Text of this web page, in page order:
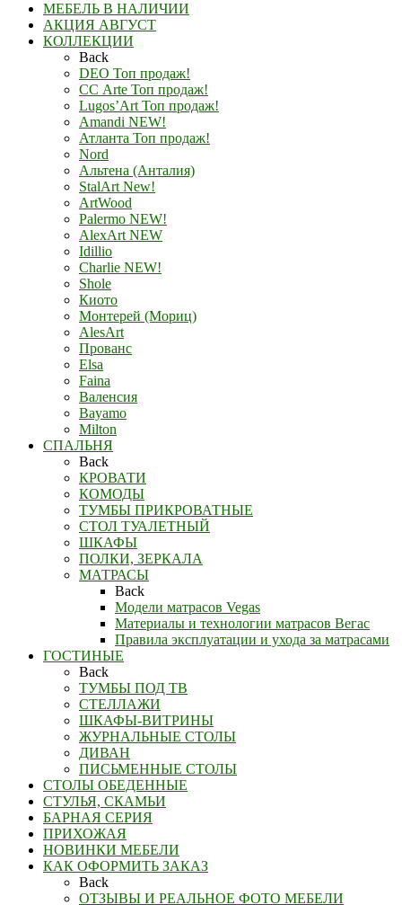
МЕБЕЛЬ В НАЛИЧИИ
АКЦИЯ АВГУСТ
КОЛЛЕКЦИИ
Back
DEO Топ продаж!
СС Arte Топ продаж!
Lugos’Art Топ продаж!
Amandi NEW!
Атланта Топ продаж!
Nord
Альтена (Анталия)
StalArt New!
ArtWood
Palermo NEW!
AlexArt NEW
Idillio
Charlie NEW!
Shole
Киото
Монтерей (Мориц)
AlesArt
Прованс
Elsa
Faina
Валенсия
Bayamo
Milton
СПАЛЬНЯ
Back
КРОВАТИ
КОМОДЫ
ТУМБЫ ПРИКРОВАТНЫЕ
СТОЛ ТУАЛЕТНЫЙ
ШКАФЫ
ПОЛКИ, ЗЕРКАЛА
МАТРАСЫ
Back
Модели матрасов Vegas
Материалы и технологии матрасов Вегас
Правила эксплуатации и ухода за матрасами
ГОСТИНЫЕ
Back
ТУМБЫ ПОД ТВ
СТЕЛЛАЖИ
ШКАФЫ-ВИТРИНЫ
ЖУРНАЛЬНЫЕ СТОЛЫ
ДИВАН
ПИСЬМЕННЫЕ СТОЛЫ
СТОЛЫ ОБЕДЕННЫЕ
СТУЛЬЯ, СКАМЬИ
БАРНАЯ СЕРИЯ
ПРИХОЖАЯ
НОВИНКИ МЕБЕЛИ
КАК ОФОРМИТЬ ЗАКАЗ
Back
ОТЗЫВЫ И РЕАЛЬНОЕ ФОТО МЕБЕЛИ